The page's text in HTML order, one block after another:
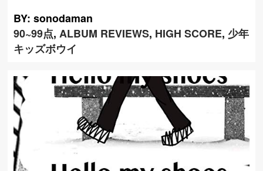
BY: sonodaman
90~99点,ALBUM REVIEWS, HIGH SCORE,少年
キッズボウイ